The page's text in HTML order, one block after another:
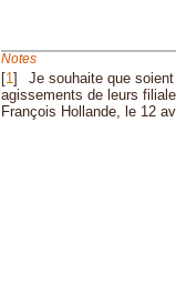
Notes
[1]
Je souhaite que
agissements de leurs
François Hollande, le 12